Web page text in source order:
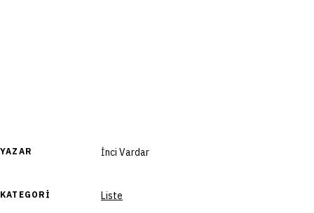
YAZAR İnci Vardar
KATEGORI Liste